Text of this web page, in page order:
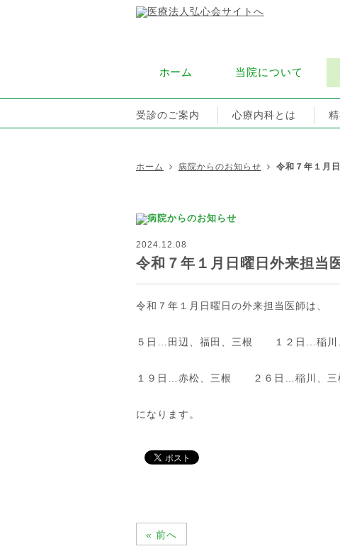
ホーム 当院について
受診のご案内 心療内科とは
ホーム 病院からのお知らせ 令和７年１月
2024.12.08
令和７年１月日曜日外来担当
令和７年１月日曜日の外来担当医師は、
５日…田辺、福田、三根 １２日…稲川
１９日…赤松、三根 ２６日…稲川、三
になります。
« 前へ